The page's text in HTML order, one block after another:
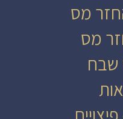
מס
מס
שבח